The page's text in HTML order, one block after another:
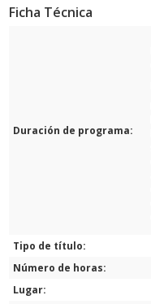
Ficha Técnica
Duración de programa:
Tipo de título:
Número de horas:
Lugar: